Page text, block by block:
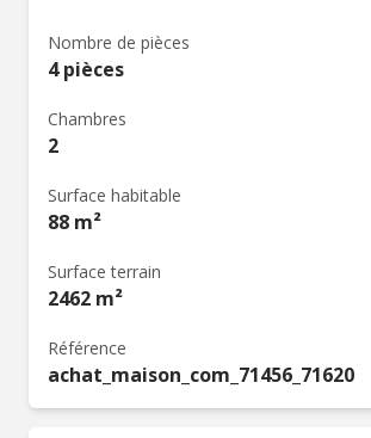
Nombre de pièces
4 pièces
Chambres
2
Surface habitable
88 m²
Surface terrain
2462 m²
Référence
achat_maison_com_71456_71620